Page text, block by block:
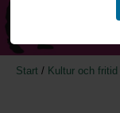
Start / Kultur och fritid